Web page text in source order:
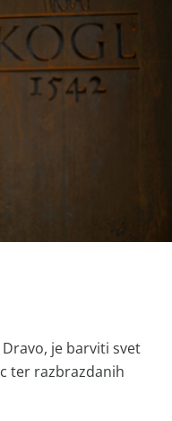
je barviti svet
ter razbrazdanih